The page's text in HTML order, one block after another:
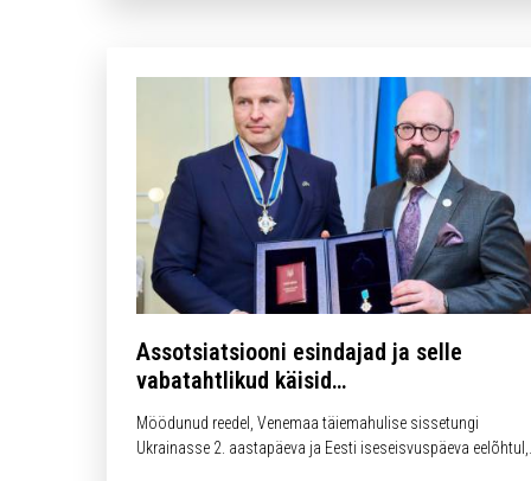
Assotsiatsiooni esindajad ja selle
vabatahtlikud käisid
autasustamistseremoonial
Möödunud reedel, Venemaa täiemahulise sissetungi
Ukrainasse 2. aastapäeva ja Eesti iseseisvuspäeva eelõhtul,